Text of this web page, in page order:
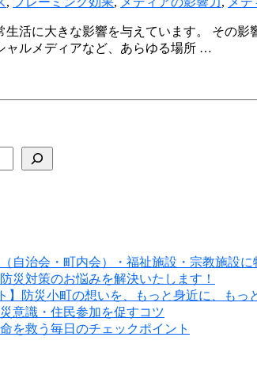
生活に大きな影響を与えています。 その
ャルメディアなど、あらゆる場所 …
自治会・町内会）・福祉施設・宗教施設に
災対策のお悩みを解決いたします！
】防災小町の想いを、もっと身近に、もっ
意識・住民参加を促すコツ
を救う毎日のチェックポイント